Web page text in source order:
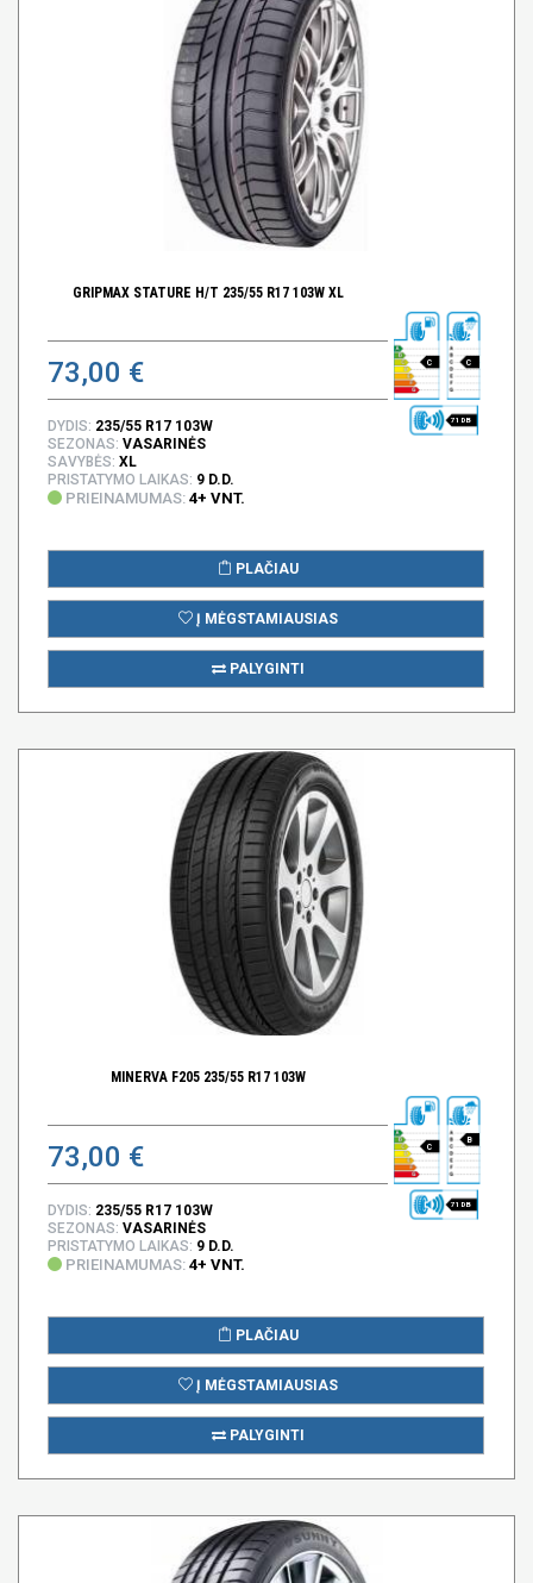
GRIPMAX STATURE H/T 235/55 R17 103W XL
73,00 € C C
71 DB
DYDIS: 235/55 R17 103W
SEZONAS: VASARINĖS
SAVYBĖS: XL
PRISTATYMO LAIKAS: 9 D.D.
PRIEINAMUMAS: 4+ VNT.
PLAČIAU
Į MĖGSTAMIAUSIAS
PALYGINTI
MINERVA F205 235/55 R17 103W
73,00 € C
B
71 DB
DYDIS: 235/55 R17 103W
SEZONAS: VASARINĖS
PRISTATYMO LAIKAS: 9 D.D.
PRIEINAMUMAS: 4+ VNT.
PLAČIAU
Į MĖGSTAMIAUSIAS
PALYGINTI